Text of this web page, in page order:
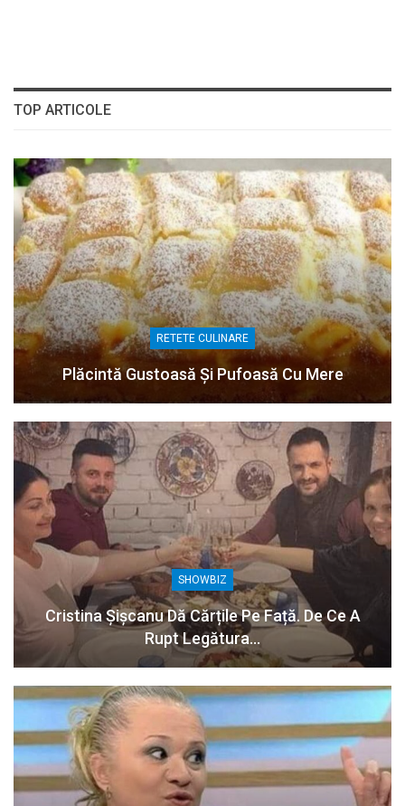
TOP ARTICOLE
RETETE CULINARE
Plăcintă Gustoasă Și Pufoasă Cu Mere
SHOWBIZ
Cristina Șișcanu Dă Cărțile Pe Față. De Ce A
Rupt Legătura…